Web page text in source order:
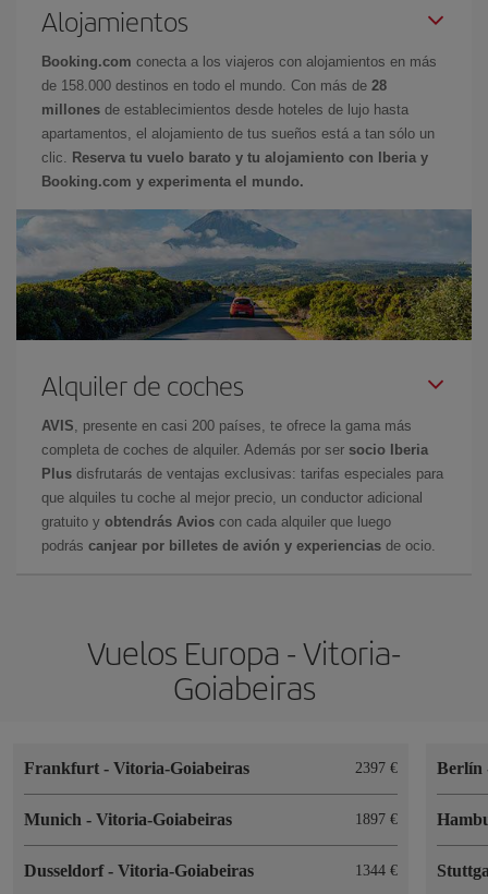
Alojamientos
Booking.com conecta a los viajeros con alojamientos en más
de 158.000 destinos en todo el mundo. Con más de 28
millones de establecimientos desde hoteles de lujo hasta
apartamentos, el alojamiento de tus sueños está a tan sólo un
clic.
Reserva tu vuelo barato y tu alojamiento con Iberia y
Booking.com y experimenta el mundo.
Alquiler de coches
AVIS , presente en casi 200 países, te ofrece la gama más
completa de coches de alquiler. Además por ser socio Iberia
Plus disfrutarás de ventajas exclusivas: tarifas especiales para
que alquiles tu coche al mejor precio, un conductor adicional
gratuito y obtendrás Avios con cada alquiler que luego
podrás canjear por billetes de avión y experiencias de ocio.
Vuelos Europa - Vitoria-
Goiabeiras
Frankfurt - Vitoria-Goiabeiras 2397 €
Munich - Vitoria-Goiabeiras 1897 €
Dusseldorf- Vitoria-Goiabeiras 1344 €
Berlín